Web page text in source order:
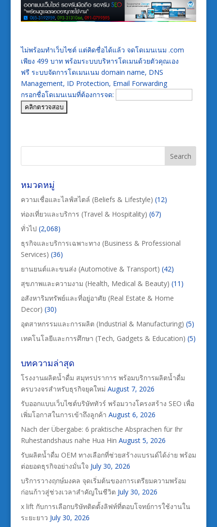
ไม่พร้อมทำเว็บไซต์ แต่คิดชื่อได้แล้ว จดโดเมนเนม .com
เพียง 499 บาท พร้อมระบบบริหารโดเมนด้วยตัวคุณเอง
ฟรี ระบบจัดการโดเมนเนม domain name, DNS
Management, ID Protection, Email Forwarding
กรอกชื่อโดเมนเนมที่ต้องการจด:
หมวดหมู่
ความเชื่อและไลฟ์สไตล์ (Beliefs & Lifestyle) (12)
ท่องเที่ยวและบริการ (Travel & Hospitality) (67)
ทั่วไป (2,068)
ธุรกิจและบริการเฉพาะทาง (Business & Professional
Services) (36)
ยานยนต์และขนส่ง (Automotive & Transport) (42)
สุขภาพและความงาม (Health, Medical & Beauty) (11)
อสังหาริมทรัพย์และที่อยู่อาศัย (Real Estate & Home
Decor) (30)
อุตสาหกรรมและการผลิต (Industrial & Manufacturing) (5)
เทคโนโลยีและการศึกษา (Tech, Gadgets & Education) (5)
บทความล่าสุด
โรงงานผลิตน้ำดื่ม สมุทรปราการ พร้อมบริการผลิตน้ำดื่ม
ครบวงจรสำหรับธุรกิจยุคใหม่ August 7, 2026
รับออกแบบเว็บไซต์บริษัททัวร์ พร้อมวางโครงสร้าง SEO เพื่อ
เพิ่มโอกาสในการเข้าถึงลูกค้า August 6, 2026
Nach der Übergabe: 6 praktische Absprachen für Ihr
Ruhestandshaus nahe Hua Hin August 5, 2026
รับผลิตน้ำดื่ม OEM ทางเลือกที่ช่วยสร้างแบรนด์ได้ง่าย พร้อม
ต่อยอดธุรกิจอย่างมั่นใจ July 30, 2026
บริการวางฤกษ์มงคล จุดเริ่มต้นของการเตรียมความพร้อม
ก่อนก้าวสู่ช่วงเวลาสำคัญในชีวิต July 30, 2026
x lift กับการเลือกบริษัทติดตั้งลิฟท์ที่ตอบโจทย์การใช้งานใน
ระยะยาว July 30, 2026